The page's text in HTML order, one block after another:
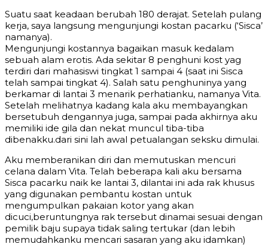
Suatu saat keadaan berubah 180 derajat. Setelah pulang
kerja, saya langsung mengunjungi kostan pacarku (‘Sisca’
namanya).
Mengunjungi kostannya bagaikan masuk kedalam
sebuah alam erotis. Ada sekitar 8 penghuni kost yag
terdiri dari mahasiswi tingkat 1 sampai 4 (saat ini Sisca
telah sampai tingkat 4). Salah satu penghuninya yang
berkamar di lantai 3 menarik perhatianku, namanya Vita.
Setelah melihatnya kadang kala aku membayangkan
bersetubuh dengannya juga, sampai pada akhirnya aku
memiliki ide gila dan nekat muncul tiba-tiba
dibenakku.dari sini lah awal petualangan seksku dimulai.
Aku memberanikan diri dan memutuskan mencuri
celana dalam Vita. Telah beberapa kali aku bersama
Sisca pacarku naik ke lantai 3, dilantai ini ada rak khusus
yang digunakan pembantu kostan untuk
mengumpulkan pakaian kotor yang akan
dicuci,beruntungnya rak tersebut dinamai sesuai dengan
pemilik baju supaya tidak saling tertukar (dan lebih
memudahkanku mencari sasaran yang aku idamkan)